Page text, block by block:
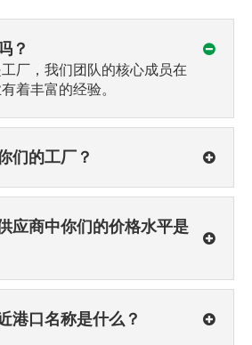
？
厂，我们团队的核心成员在
着丰富的经验。
们的工厂？
应商中你们的价格水平是
港口名称是什么？